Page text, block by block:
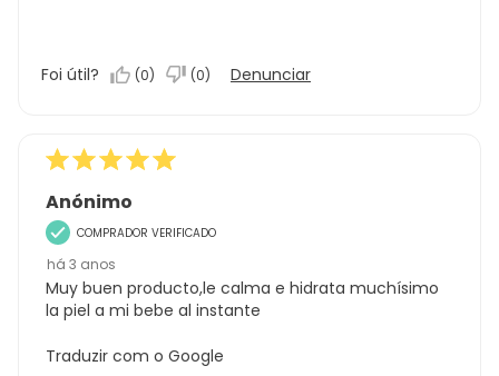
Foi útil? (0) (0) Denunciar
Anónimo
COMPRADOR VERIFICADO
há 3 anos
Muy buen producto,le calma e hidrata muchísimo
la piel a mi bebe al instante
Traduzir com o Google